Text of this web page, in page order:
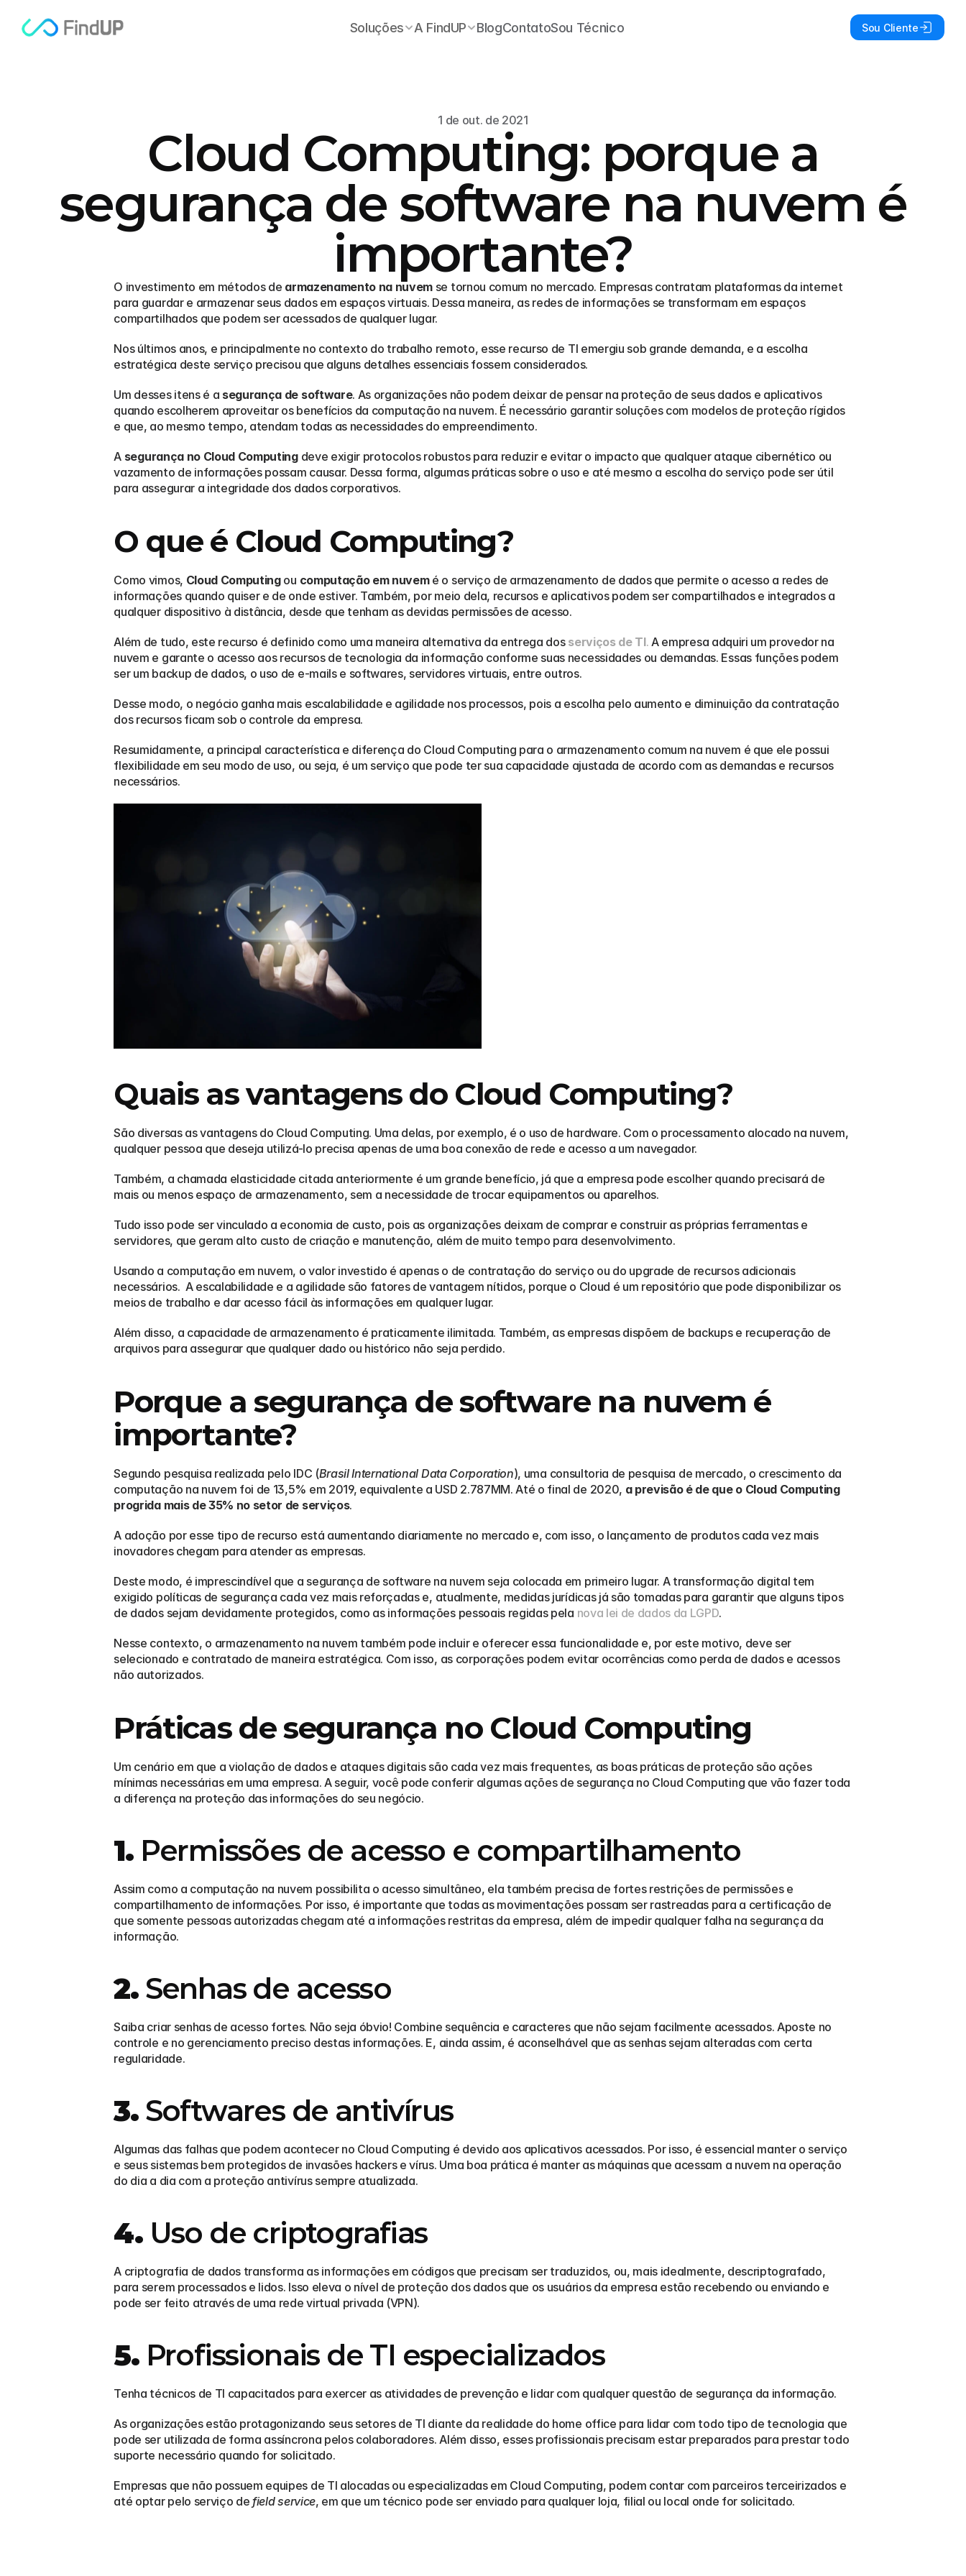
Soluções A FindUP BlogContatoSou Técnico Sou Cliente
1 de out. de 2021
Cloud Computing: porque a
segurança de software na nuvem é
importante?
O investimento em métodos de armazenamento na nuvem se tornou comum no mercado. Empresas contratam plataformas da internet
para guardar e armazenar seus dados em espaços virtuais. Dessa maneira, as redes de informações se transformam em espaços
compartilhados que podem ser acessados de qualquer lugar.
Nos últimos anos, e principalmente no contexto do trabalho remoto, esse recurso de TI emergiu sob grande demanda, e a escolha
estratégica deste serviço precisou que alguns detalhes essenciais fossem considerados.
Um desses itens é a segurança de software. As organizações não podem deixar de pensar na proteção de seus dados e aplicativos
quando escolherem aproveitar os benefícios da computação na nuvem. É necessário garantir soluções com modelos de proteção rígidos
e que, ao mesmo tempo, atendam todas as necessidades do empreendimento.
A segurança no Cloud Computing deve exigir protocolos robustos para reduzir e evitar o impacto que qualquer ataque cibernético ou
vazamento de informações possam causar. Dessa forma, algumas práticas sobre o uso e até mesmo a escolha do serviço pode ser útil
para assegurar a integridade dos dados corporativos.
O que é Cloud Computing?
Como vimos, Cloud Computing ou computação em nuvem é o serviço de armazenamento de dados que permite o acesso a redes de
informações quando quiser e de onde estiver. Também, por meio dela, recursos e aplicativos podem ser compartilhados e integrados a
qualquer dispositivo à distância, desde que tenham as devidas permissões de acesso.
Além de tudo, este recurso é definido como uma maneira alternativa da entrega dos serviços de TI. A empresa adquiri um provedor na
nuvem e garante o acesso aos recursos de tecnologia da informação conforme suas necessidades ou demandas. Essas funções podem
ser um backup de dados, o uso de e-mails e softwares, servidores virtuais, entre outros.
Desse modo, o negócio ganha mais escalabilidade e agilidade nos processos, pois a escolha pelo aumento e diminuição da contratação
dos recursos ficam sob o controle da empresa.
Resumidamente, a principal característica e diferença do Cloud Computing para o armazenamento comum na nuvem é que ele possui
flexibilidade em seu modo de uso, ou seja, é um serviço que pode ter sua capacidade ajustada de acordo com as demandas e recursos
necessários.
Quais as vantagens do Cloud Computing?
São diversas as vantagens do Cloud Computing. Uma delas, por exemplo, é o uso de hardware. Com o processamento alocado na nuvem,
qualquer pessoa que deseja utilizá-lo precisa apenas de uma boa conexão de rede e acesso a um navegador.
Também, a chamada elasticidade citada anteriormente é um grande benefício, já que a empresa pode escolher quando precisará de
mais ou menos espaço de armazenamento, sem a necessidade de trocar equipamentos ou aparelhos.
Tudo isso pode ser vinculado a economia de custo, pois as organizações deixam de comprar e construir as próprias ferramentas e
servidores, que geram alto custo de criação e manutenção, além de muito tempo para desenvolvimento.
Usando a computação em nuvem, o valor investido é apenas o de contratação do serviço ou do upgrade de recursos adicionais
necessários.  A escalabilidade e a agilidade são fatores de vantagem nítidos, porque o Cloud é um repositório que pode disponibilizar os
meios de trabalho e dar acesso fácil às informações em qualquer lugar.
Além disso, a capacidade de armazenamento é praticamente ilimitada. Também, as empresas dispõem de backups e recuperação de
arquivos para assegurar que qualquer dado ou histórico não seja perdido.
Porque a segurança de software na nuvem é
importante?
Segundo pesquisa realizada pelo IDC (Brasil International Data Corporation), uma consultoria de pesquisa de mercado, o crescimento da
computação na nuvem foi de 13,5% em 2019, equivalente a USD 2.787MM. Até o final de 2020, a previsão é de que o Cloud Computing
progrida mais de 35% no setor de serviços.
A adoção por esse tipo de recurso está aumentando diariamente no mercado e, com isso, o lançamento de produtos cada vez mais
inovadores chegam para atender as empresas.
Deste modo, é imprescindível que a segurança de software na nuvem seja colocada em primeiro lugar. A transformação digital tem
exigido políticas de segurança cada vez mais reforçadas e, atualmente, medidas jurídicas já são tomadas para garantir que alguns tipos
de dados sejam devidamente protegidos, como as informações pessoais regidas pela nova lei de dados da LGPD.
Nesse contexto, o armazenamento na nuvem também pode incluir e oferecer essa funcionalidade e, por este motivo, deve ser
selecionado e contratado de maneira estratégica. Com isso, as corporações podem evitar ocorrências como perda de dados e acessos
não autorizados.
Práticas de segurança no Cloud Computing
Um cenário em que a violação de dados e ataques digitais são cada vez mais frequentes, as boas práticas de proteção são ações
mínimas necessárias em uma empresa. A seguir, você pode conferir algumas ações de segurança no Cloud Computing que vão fazer toda
a diferença na proteção das informações do seu negócio.
1. Permissões de acesso e compartilhamento
Assim como a computação na nuvem possibilita o acesso simultâneo, ela também precisa de fortes restrições de permissões e
compartilhamento de informações. Por isso, é importante que todas as movimentações possam ser rastreadas para a certificação de
que somente pessoas autorizadas chegam até a informações restritas da empresa, além de impedir qualquer falha na segurança da
informação.
2. Senhas de acesso
Saiba criar senhas de acesso fortes. Não seja óbvio! Combine sequência e caracteres que não sejam facilmente acessados. Aposte no
controle e no gerenciamento preciso destas informações. E, ainda assim, é aconselhável que as senhas sejam alteradas com certa
regularidade.
3. Softwares de antivírus
Algumas das falhas que podem acontecer no Cloud Computing é devido aos aplicativos acessados. Por isso, é essencial manter o serviço
e seus sistemas bem protegidos de invasões hackers e vírus. Uma boa prática é manter as máquinas que acessam a nuvem na operação
do dia a dia com a proteção antivírus sempre atualizada.
4. Uso de criptografias
A criptografia de dados transforma as informações em códigos que precisam ser traduzidos, ou, mais idealmente, descriptografado,
para serem processados e lidos. Isso eleva o nível de proteção dos dados que os usuários da empresa estão recebendo ou enviando e
pode ser feito através de uma rede virtual privada (VPN).
5. Profissionais de TI especializados
Tenha técnicos de TI capacitados para exercer as atividades de prevenção e lidar com qualquer questão de segurança da informação.
As organizações estão protagonizando seus setores de TI diante da realidade do home office para lidar com todo tipo de tecnologia que
pode ser utilizada de forma assíncrona pelos colaboradores. Além disso, esses profissionais precisam estar preparados para prestar todo
suporte necessário quando for solicitado.
Empresas que não possuem equipes de TI alocadas ou especializadas em Cloud Computing, podem contar com parceiros terceirizados e
até optar pelo serviço de field service, em que um técnico pode ser enviado para qualquer loja, filial ou local onde for solicitado.